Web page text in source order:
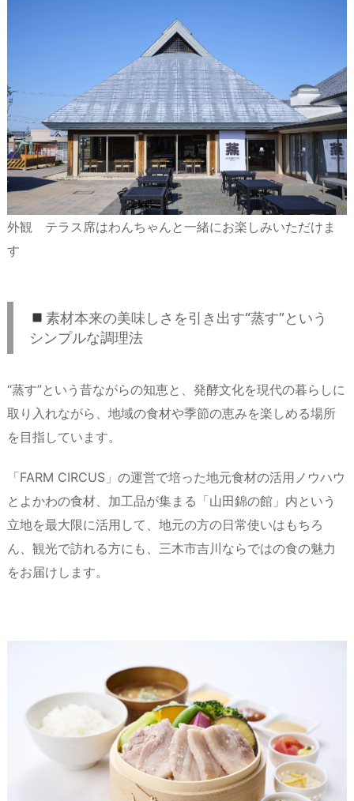
外観 テラス席はわんちゃんと一緒にお楽しみいただけま
す
素材本来の美味しさを引き出す“蒸す”という
シンプルな調理法
“蒸す”という昔ながらの知恵と、発酵文化を現代の暮らしに
取り入れながら、地域の食材や季節の恵みを楽しめる場所
を目指しています。
「FARM CIRCUS」の運営で培った地元食材の活用ノウハウ
とよかわの食材、加工品が集まる「山田錦の館」内という
立地を最大限に活用して、地元の方の日常使いはもちろ
ん、観光で訪れる方にも、三木市吉川ならではの食の魅力
をお届けします。